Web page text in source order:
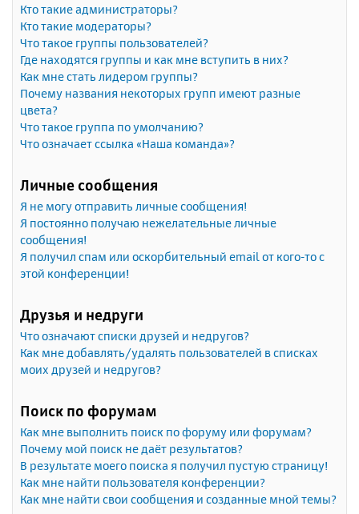
Кто такие администраторы?
Кто такие модераторы?
Что такое группы пользователей?
Где находятся группы и как мне вступить в них?
Как мне стать лидером группы?
Почему названия некоторых групп имеют разные
цвета?
Что такое группа по умолчанию?
Что означает ссылка «Наша команда»?
Личные сообщения
Я не могу отправить личные сообщения!
Я постоянно получаю нежелательные личные
сообщения!
Я получил спам или оскорбительный email от кого-то с
этой конференции!
Друзья и недруги
Что означают списки друзей и недругов?
Как мне добавлять/удалять пользователей в списках
моих друзей и недругов?
Поиск по форумам
Как мне выполнить поиск по форуму или форумам?
Почему мой поиск не даёт результатов?
В результате моего поиска я получил пустую страницу!
Как мне найти пользователя конференции?
Как мне найти свои сообщения и созданные мной темы?